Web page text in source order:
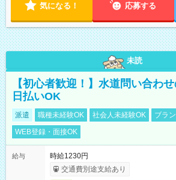
気になる！ 応募する
未読
【初心者歓迎！】水道問い合わ
日払いOK
派遣 職種未経験OK 社会人未経験OK
ブラ
WEB登録・面接OK
給与
時給1230円
交通費別途支給あり